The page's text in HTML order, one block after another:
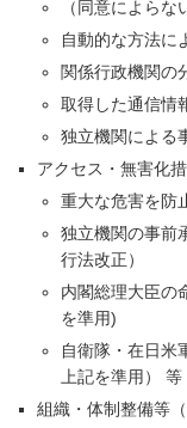
（同意によら
自動的な方法に
関係行政機関の
取得した通信情
独立機関による
アクセス・無害化措
重大な危害を防
独立機関の事前
行法改正）
内閣総理大臣の
を準用)
自衛隊・在日米
上記を準用）
組織・体制整備等（